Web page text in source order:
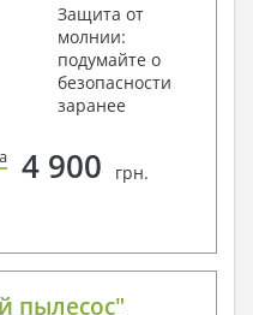
Защита от
молнии:
подумайте о
безопасности
заранее
4 900 грн.
пылесос"